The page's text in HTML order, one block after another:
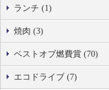
ランチ (1)
焼肉 (3)
ベストオブ燃費賞 (70)
エコドライブ (7)